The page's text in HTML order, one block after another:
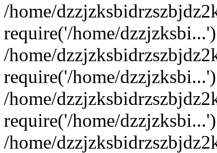
/home/
require('/home/
/home/
require('/home/
/home/
require('/home/
/home/